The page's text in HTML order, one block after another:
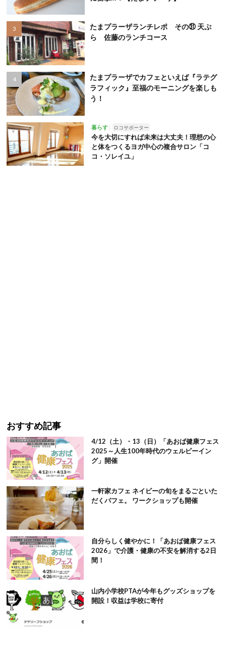
たまプラーザランチレポ その㉛ 天ぷ
ら 佐藤のランチコース
たまプラーザでカフェといえば『ラテグ
ラフィック』至福のモーニングを楽しも
う！
暮らす ロコサポーター
今を大切にすれば未来は大丈夫！理想の心
と体をつくるヨガ中心の複合サロン「コ
コ・ソレイユ」
おすすめ記事
4/12（土）・13（日）「あおば健康フェス
2025～人生100年時代のウェルビーイン
グ」開催
一軒家カフェ ネイビーの旬をまるごといた
だくパフェ。 ワークショップも開催
自分らしく健やかに！「あおば健康フェス
2026」で介護・健康の不安を解消する2日
間！
山内小学校PTAが今年もグッズショップを
開設！収益は学校に寄付